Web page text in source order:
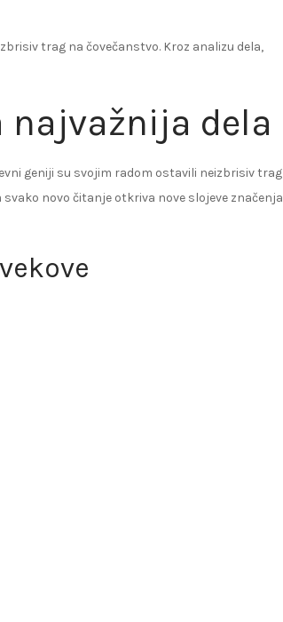
trag na čovečanstvo. Kroz analizu dela,
dela
geniji su svojim radom ostavili neizbrisiv trag
novo čitanje otkriva nove slojeve značenja